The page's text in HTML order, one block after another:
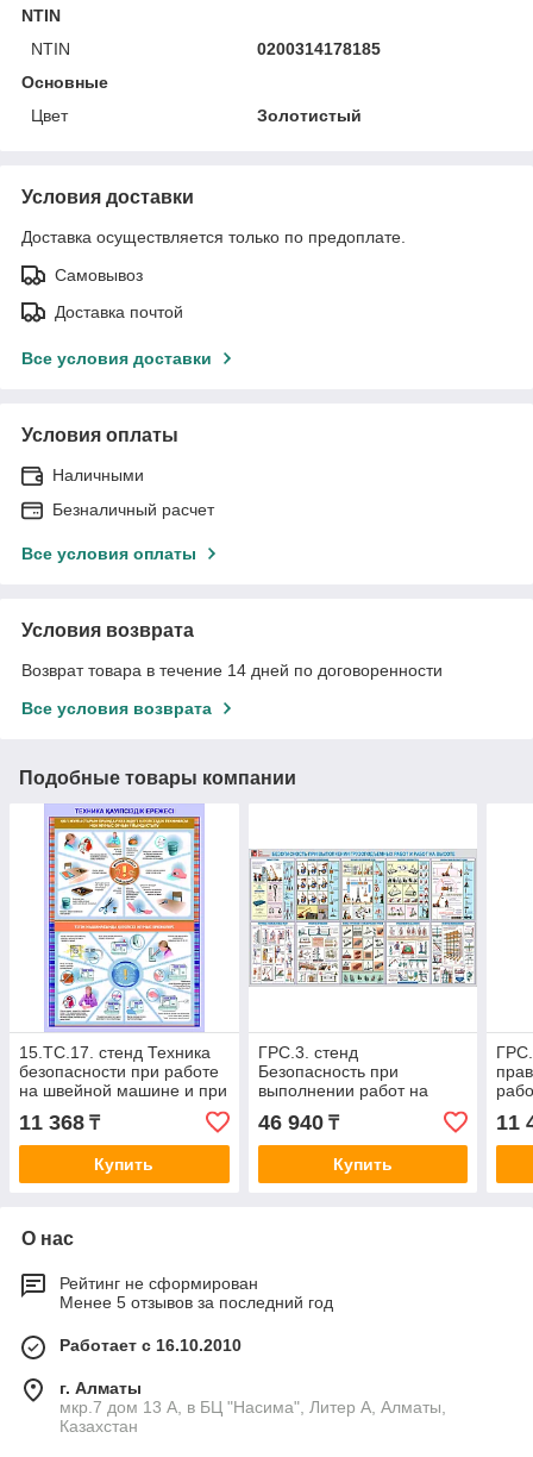
NTIN
NTIN
0200314178185
Основные
Цвет
Золотистый
Условия доставки
Доставка осуществляется только по предоплате.
Самовывоз
Доставка почтой
Все условия доставки
Условия оплаты
Наличными
Безналичный расчет
Все условия оплаты
Условия возврата
Возврат товара в течение 14 дней по договоренности
Все условия возврата
Подобные товары компании
15.ТС.17. стенд Техника
безопасности при работе
на швейной машине и при
выполнении ручных работ,
100х70 см
11 368 ₸
Купить
ГРС.3. стенд
Безопасность при
выполнении работ на
высоте, 120х240 см
46 940₸
Купить
11
О нас
Рейтинг не сформирован
Менее 5 отзывов за последний год
Работает с 16.10.2010
г. Алматы
мкр.7 дом 13 А, в БЦ "Насима", Литер А, Алматы,
Казахстан